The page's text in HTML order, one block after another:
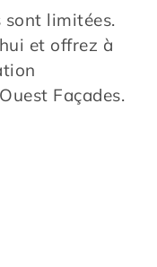
sont limitées.
et offrez à
Façades.